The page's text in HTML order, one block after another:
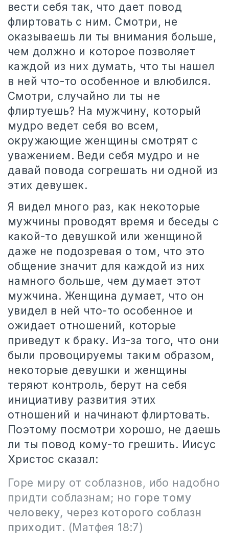
вести себя так, что дает повод
флиртовать с ним. Смотри, не
оказываешь ли ты внимания больше,
чем должно и которое позволяет
каждой из них думать, что ты нашел
в ней что-то особенное и влюбился.
Смотри, случайно ли ты не
флиртуешь? На мужчину, который
мудро ведет себя во всем,
окружающие женщины смотрят с
уважением. Веди себя мудро и не
давай повода согрешать ни одной из
этих девушек.
Я видел много раз, как некоторые
мужчины проводят время и беседы с
какой-то девушкой или женщиной
даже не подозревая о том, что это
общение значит для каждой из них
намного больше, чем думает этот
мужчина. Женщина думает, что он
увидел в ней что-то особенное и
ожидает отношений, которые
приведут к браку. Из-за того, что они
были провоцируемы таким образом,
некоторые девушки и женщины
теряют контроль, берут на себя
инициативу развития этих
отношений и начинают флиртовать.
Поэтому посмотри хорошо, не даешь
ли ты повод кому-то грешить. Иисус
Христос сказал:
Горе миру от соблазнов, ибо надобно
придти соблазнам; но горе тому
человеку, через которого соблазн
приходит. (Матфея 18:7)